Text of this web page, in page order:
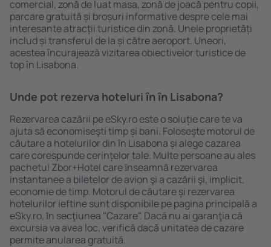
comercial, zonă de luat masa, zonă de joacă pentru copii,
parcare gratuită și broșuri informative despre cele mai
interesante atracții turistice din zonă. Unele proprietăți
includ și transferul de la și către aeroport. Uneori,
acestea încurajează vizitarea obiectivelor turistice de
top în Lisabona.
Unde pot rezerva hoteluri ȋn în Lisabona?
Rezervarea cazării pe eSky.ro este o soluție care te va
ajuta să economiseşti timp și bani. Foloseşte motorul de
căutare a hotelurilor din în Lisabona și alege cazarea
care corespunde cerințelor tale. Multe persoane au ales
pachetul Zbor+Hotel care ȋnseamnă rezervarea
instantanee a biletelor de avion şi a cazării şi, implicit,
economie de timp. Motorul de căutare și rezervarea
hotelurilor ieftine sunt disponibile pe pagina principală a
eSky.ro, ȋn secţiunea "Cazare". Dacă nu ai garanţia că
excursia va avea loc, verifică dacă unitatea de cazare
permite anularea gratuită.